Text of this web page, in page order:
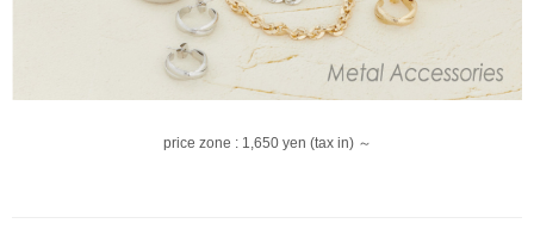
price zone : 1,650 yen (tax in) ～